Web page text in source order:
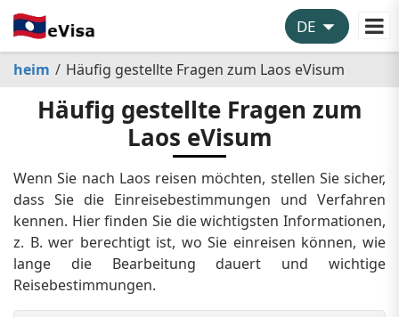
heim Häufig gestellte Fragen zum Laos eVisum
Häufig gestellte Fragen zum
Laos eVisum
Wenn Sie nach Laos reisen möchten, stellen Sie sicher,
dass Sie die Einreisebestimmungen und Verfahren
kennen. Hier finden Sie die wichtigsten Informationen,
z. B. wer berechtigt ist, wo Sie einreisen können, wie
lange die Bearbeitung dauert und wichtige
Reisebestimmungen.